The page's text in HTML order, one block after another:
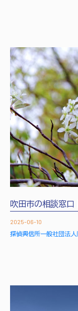
吹田市の相談窓口
2025-06-10
探偵興信所一般社団法